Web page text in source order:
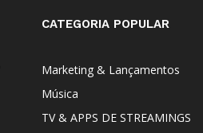
CATEGORIA POPULAR
Marketing & Lançamentos
Música
TV & APPS DE STREAMINGS